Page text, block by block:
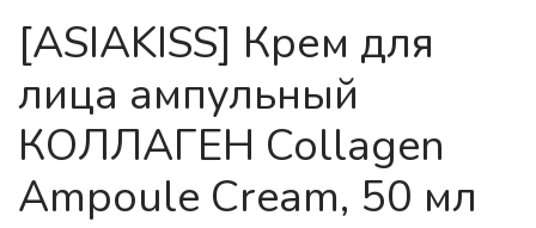
[ASIAKISS] Крем для
лица ампульный
КОЛЛАГЕН Collagen
Ampoule Cream, 50 мл